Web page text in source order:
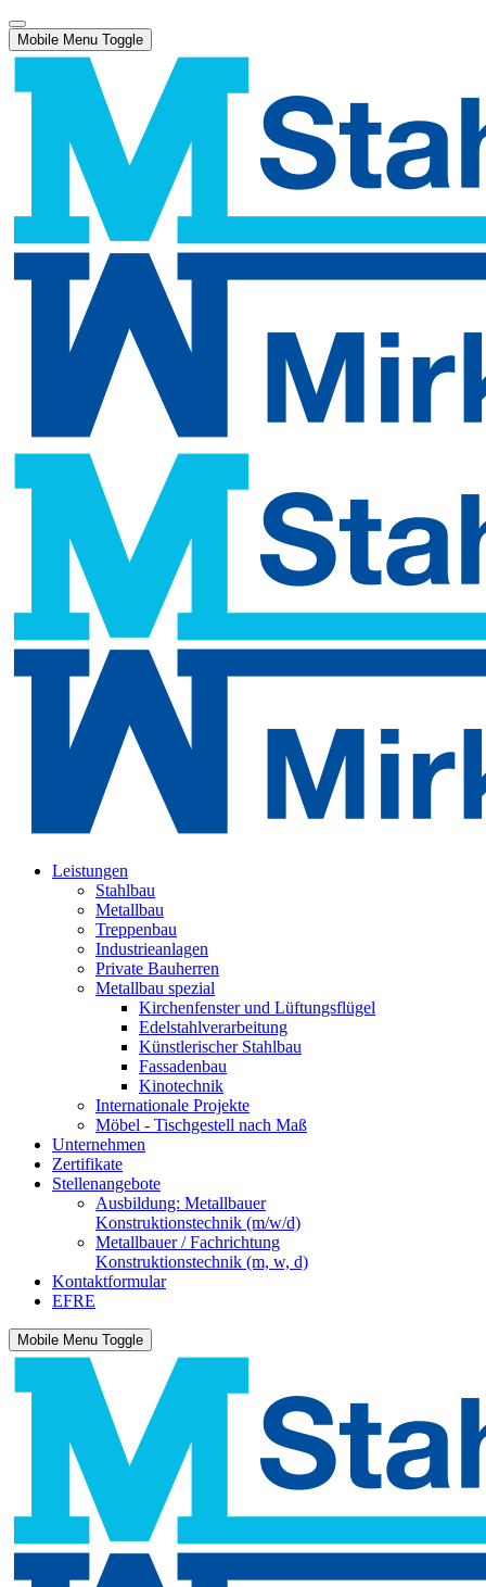
Mobile Menu Toggle
Leistungen
Stahlbau
Metallbau
Treppenbau
Industrieanlagen
Private Bauherren
Metallbau spezial
Kirchenfenster und Lüftungsflügel
Edelstahlverarbeitung
Künstlerischer Stahlbau
Fassadenbau
Kinotechnik
Internationale Projekte
Möbel - Tischgestell nach Maß
Unternehmen
Zertifikate
Stellenangebote
Ausbildung: Metallbauer
Konstruktionstechnik (m/w/d)
Metallbauer / Fachrichtung
Konstruktionstechnik (m, w, d)
Kontaktformular
EFRE
Mobile Menu Toggle